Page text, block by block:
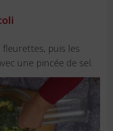
puis les
une pincée de sel.